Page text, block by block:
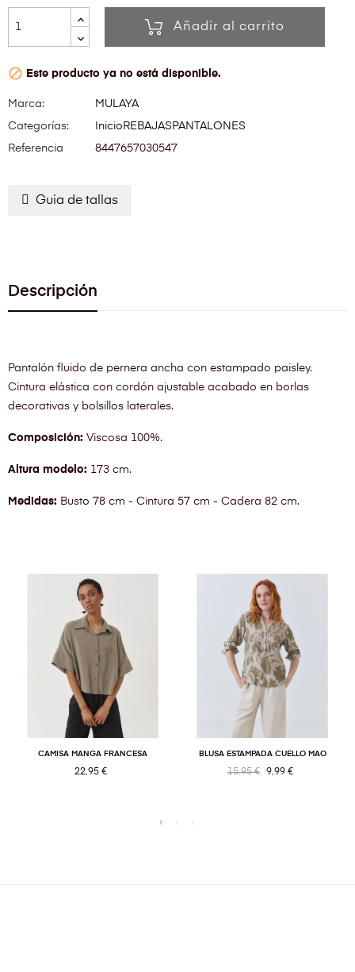
Añadir al carrito
 Este producto ya no está disponible.
Marca:
MULAYA
Categorías:
Inicio REBAJAS PANTALONES
Referencia
8447657030547
Guia de tallas
Descripción
Pantalón fluido de pernera ancha con estampado paisley.
Cintura elástica con cordón ajustable acabado en borlas
decorativas y bolsillos laterales.
Composición: Viscosa 100%.
Altura modelo: 173 cm.
Medidas: Busto 78 cm - Cintura 57 cm - Cadera 82 cm.
CAMISA MANGA FRANCESA
22,95 €
BLUSA ESTAMPADA CUELLO MAO
15,95 € 9,99 €